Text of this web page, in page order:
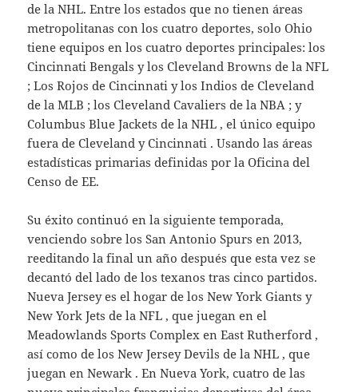
de la NHL. Entre los estados que no tienen áreas
metropolitanas con los cuatro deportes, solo Ohio
tiene equipos en los cuatro deportes principales: los
Cincinnati Bengals y los Cleveland Browns de la NFL
; Los Rojos de Cincinnati y los Indios de Cleveland
de la MLB ; los Cleveland Cavaliers de la NBA ; y
Columbus Blue Jackets de la NHL , el único equipo
fuera de Cleveland y Cincinnati . Usando las áreas
estadísticas primarias definidas por la Oficina del
Censo de EE.
Su éxito continuó en la siguiente temporada,
venciendo sobre los San Antonio Spurs en 2013,
reeditando la final un año después que esta vez se
decantó del lado de los texanos tras cinco partidos.
Nueva Jersey es el hogar de los New York Giants y
New York Jets de la NFL , que juegan en el
Meadowlands Sports Complex en East Rutherford ,
así como de los New Jersey Devils de la NHL , que
juegan en Newark . En Nueva York, cuatro de las